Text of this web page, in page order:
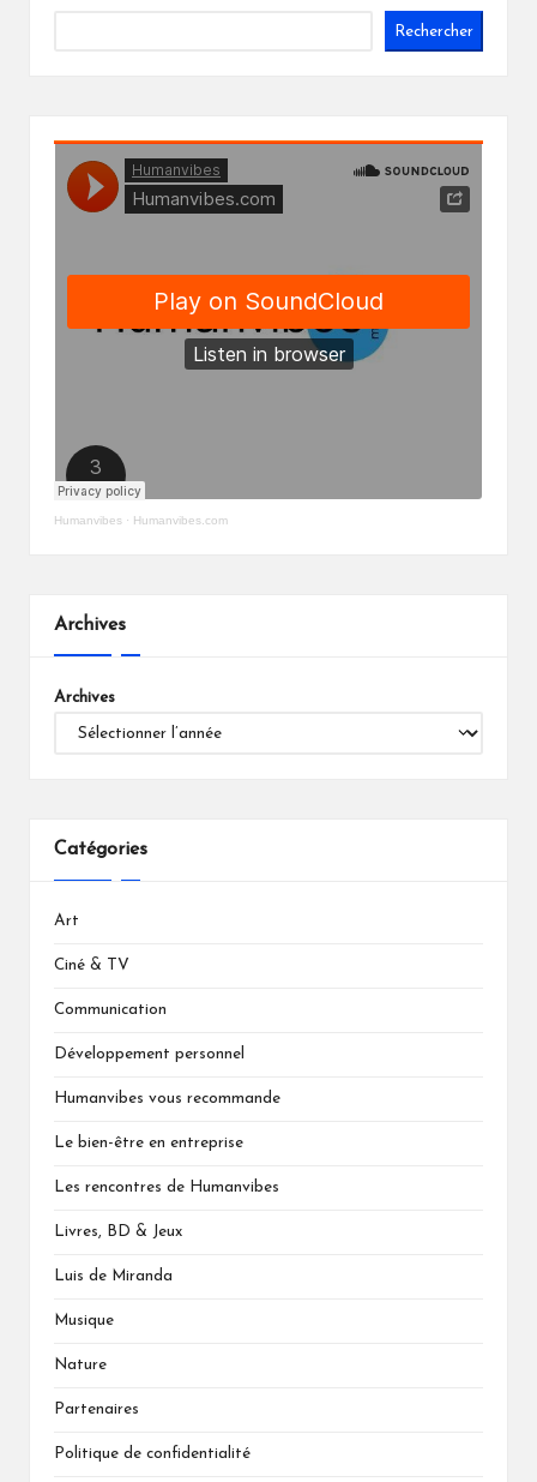
Rechercher
Humanvibes · Humanvibes.com
Archives
Archives
Catégories
Art
Ciné & TV
Communication
Développement personnel
Humanvibes vous recommande
Le bien-être en entreprise
Les rencontres de Humanvibes
Livres, BD & Jeux
Luis de Miranda
Musique
Nature
Partenaires
Politique de confidentialité